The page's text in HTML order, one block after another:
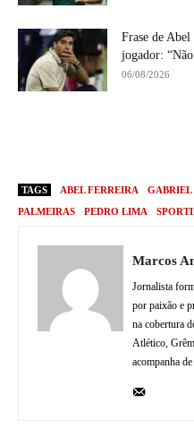
Frase de
jogador: “Não
06/08/2026
TAGS ABEL FERREIRA GABRIEL
PALMEIRAS
PEDRO LIMA
Marcos
Jornalista
por paixão e
na cobertura
Atlético,
acompanha